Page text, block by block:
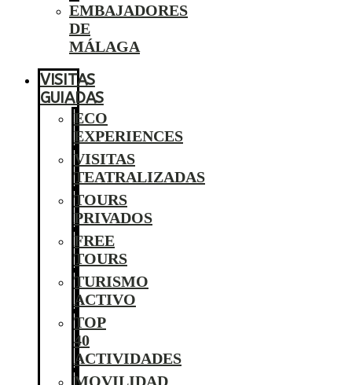
EMBAJADORES
DE
MÁLAGA
VISITAS
GUIADAS
ECO
EXPERIENCES
VISITAS
TEATRALIZADAS
TOURS
PRIVADOS
FREE
TOURS
TURISMO
ACTIVO
TOP
40
ACTIVIDADES
MOVILIDAD